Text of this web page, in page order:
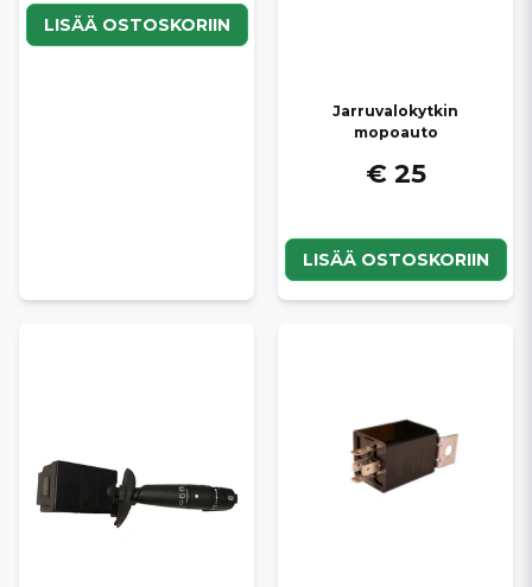
LISÄÄ OSTOSKORIIN
Jarruvalokytkin
mopoauto
€ 25
LISÄÄ OSTOSKORIIN